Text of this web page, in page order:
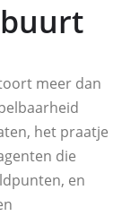
meer dan
het praatje
die
en